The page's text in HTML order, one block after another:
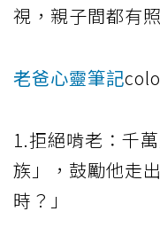
視，親子間都有
老爸心靈筆記
1.拒絕啃老：千
族」，鼓勵他走
時？」